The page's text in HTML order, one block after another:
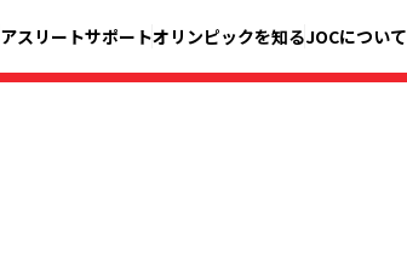
アスリートサポートオリンピックを知るJOCについて